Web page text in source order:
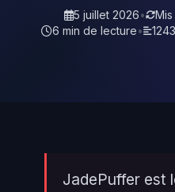
5 juillet 2026•
6 min de lecture•
JadePuffer est